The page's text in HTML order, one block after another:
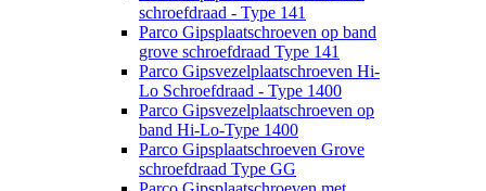
schroefdraad - Type 141
Parco Gipsplaatschroeven op band
grove schroefdraad Type 141
Parco Gipsvezelplaatschroeven Hi-
Lo Schroefdraad - Type 1400
Parco Gipsvezelplaatschroeven op
band Hi-Lo-Type 1400
Parco Gipsplaatschroeven Grove
schroefdraad Type GG